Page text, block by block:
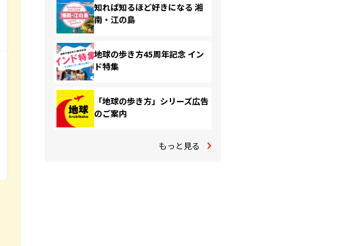
知れば知るほど好きになる 湘
南・江の島
地球の歩き方45周年記念 イン
ド特集
「地球の歩き方」シリーズ広告
のご案内
もっと見る